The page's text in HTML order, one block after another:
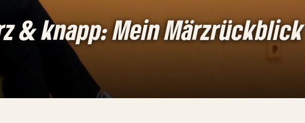
& knapp: Mein Märzrückblick